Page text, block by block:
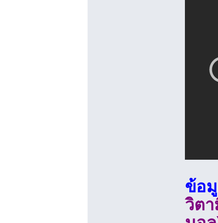
ข้อ
วิต